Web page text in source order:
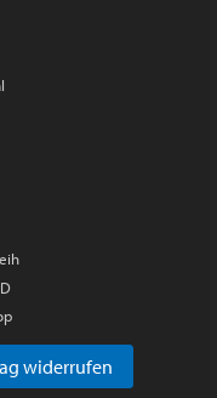
widerrufen